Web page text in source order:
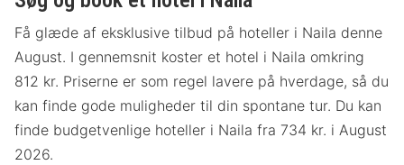
Få glæde af eksklusive tilbud på hoteller i Naila denne
August. I gennemsnit koster et hotel i Naila omkring
812 kr. Priserne er som regel lavere på hverdage, så du
kan finde gode muligheder til din spontane tur. Du kan
finde budgetvenlige hoteller i Naila fra 734 kr. i August
2026.